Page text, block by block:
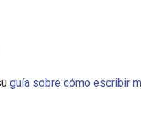
guía sobre cómo escribir